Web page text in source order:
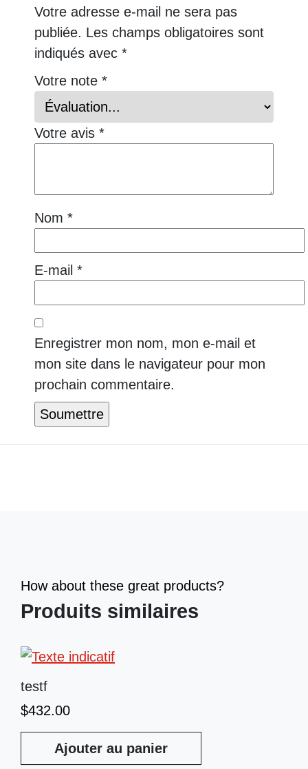
Votre adresse e-mail ne sera pas
publiée. Les champs obligatoires sont
indiqués avec *
Votre note *
Votre avis *
Nom *
E-mail *
Enregistrer mon nom, mon e-mail et
mon site dans le navigateur pour mon
prochain commentaire.
How about these great products?
Produits similaires
testf
$432.00
Ajouter au panier